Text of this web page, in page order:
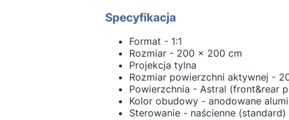
Specyfikacja
Format - 1:1
Rozmiar - 200 x 200 cm
Projekcja tylna
Rozmiar powierzchni aktywnej -
Powierzchnia - Astral (front&rear
Kolor obudowy - anodowane
Sterowanie - naścienne (standard)